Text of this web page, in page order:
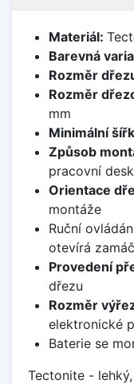
Materiál:
Barevná
Rozměr
Rozměr
mm
Minimální
Způsob
pracovní
Orientace
montáže
Ruční
otevírá
Provedení
dřezu
Rozměr
elektronické
Baterie se
Tectonite -